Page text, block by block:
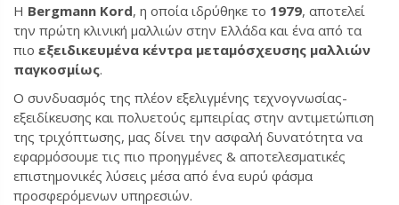
Η Bergmann Kord, η οποία ιδρύθηκε το 1979, αποτελεί
την πρώτη κλινική μαλλιών στην Ελλάδα και ένα από τα
πιο εξειδικευμένα κέντρα μεταμόσχευσης μαλλιών
παγκοσμίως.
Ο συνδυασμός της πλέον εξελιγμένης τεχνογνωσίας-
εξειδίκευσης και πολυετούς εμπειρίας στην αντιμετώπιση
της τριχόπτωσης, μας δίνει την ασφαλή δυνατότητα να
εφαρμόσουμε τις πιο προηγμένες & αποτελεσματικές
επιστημονικές λύσεις μέσα από ένα ευρύ φάσμα
προσφερόμενων υπηρεσιών.